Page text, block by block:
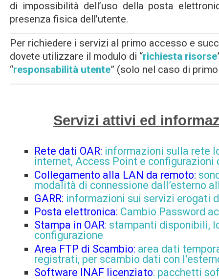
di impossibilità dell’uso della posta
presenza fisica dell’utente.
Per richiedere i servizi al primo accesso e
dovete utilizzare il modulo di “richiesta risorse
“responsabilità utente” (solo nel caso di
Servizi attivi ed
Rete dati OAR: informazioni sulla rete
internet, Access Point e configurazioni
Collegamento alla LAN da remoto:
modalità di connessione dall’esterno
GARR: informazioni sui servizi erogati
Posta elettronica: Cambio Password
Stampa in OAR: stampanti disponibili,
configurazione
Area FTP di Scambio: area dati
registrati, per scambio dati con
Software INAF licenziato: pacchetti